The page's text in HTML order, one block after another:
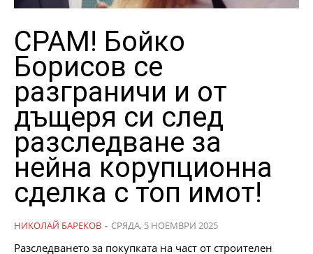
СРАМ! Бойко
Борисов се
разграничи и от
дъщеря си след
разследване за
нейна корупционна
сделка с топ имот!
НИКОЛАЙ БАРЕКОВ - СРЯДА, 5 НОЕМВРИ 2025
Разследването за покупката на част от строителен